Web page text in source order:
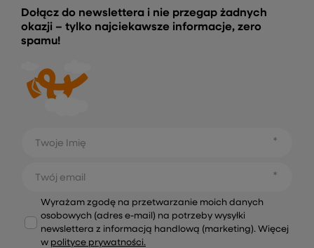
Dołącz do newslettera i nie przegap żadnych
okazji – tylko najciekawsze informacje, zero
spamu!
Twoje Imię
Twój email
Wyrażam zgodę na przetwarzanie moich danych
osobowych (adres e-mail) na potrzeby wysyłki
newslettera z informacją handlową (marketing). Więcej
w polityce prywatności.